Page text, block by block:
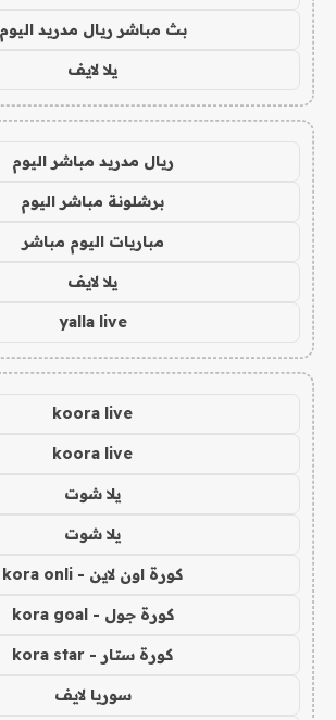
بث مباشر ريال مدريد اليوم
يلا لايف
ريال مدريد مباشر اليوم
برشلونة مباشر اليوم
مباريات اليوم مباشر
يلا لايف
yalla live
koora live
koora live
يلا شوت
يلا شوت
كورة اون لاين - kora onli
كورة جول - kora goal
كورة ستار - kora star
سوريا لايف